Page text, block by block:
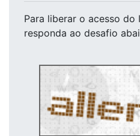
Para liberar o acesso do
responda ao desafio